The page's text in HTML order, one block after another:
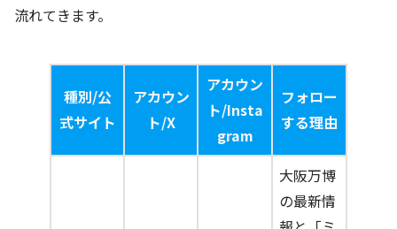
流れてきます。
種別/公
式サイト
アカウン
ト/X
アカウン
ト/Insta
gram
フォロー
する理由
大阪万博
の最新情